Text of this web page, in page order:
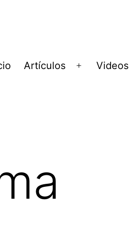
Artículos
Abrir
Videos